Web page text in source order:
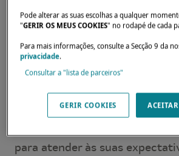
para atender às suas
Pode alterar as suas escolhas a qualquer
"GERIR OS MEUS COOKIES" no rodapé de cada
Para mais informações, consulte a Secção 9 da
privacidade.
Consultar a "lista de parceiros"
GERIR COOKIES